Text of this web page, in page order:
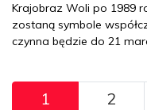
Krajobraz Woli po 1989
zostaną symbole
czynna będzie do 21
Pagination
1 2